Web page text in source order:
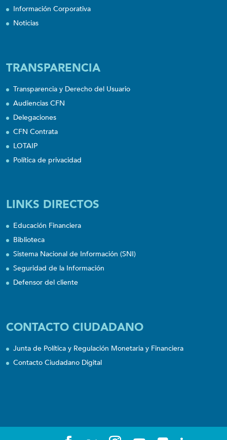
Información Corporativa
Noticias
TRANSPARENCIA
Transparencia y Derecho del Usuario
Audiencias CFN
Delegaciones
CFN Contrata
LOTAIP
Política de privacidad
LINKS DIRECTOS
Educación Financiera
Biblioteca
Sistema Nacional de Información (SNI)
Seguridad de la Información
Defensor del cliente
CONTACTO CIUDADANO
Junta de Política y Regulación Monetaria y Financiera
Contacto Ciudadano Digital